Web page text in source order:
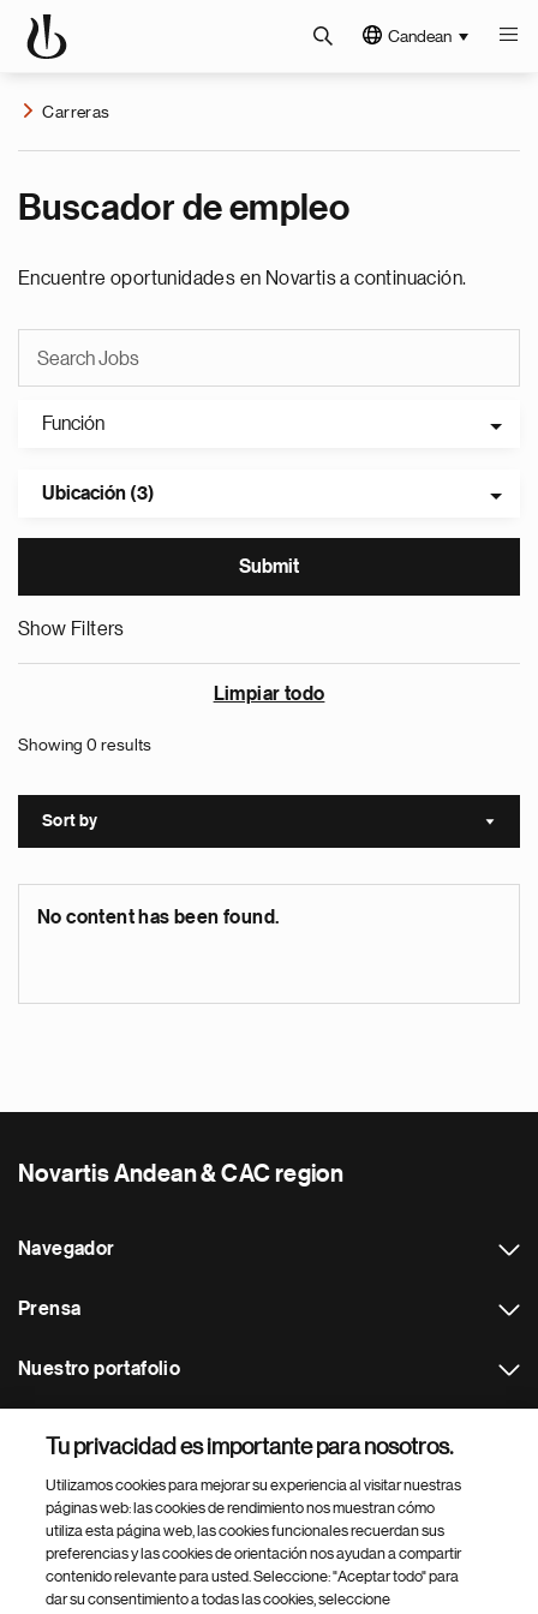
Candean
Carreras
Buscador de empleo
Encuentre oportunidades en Novartis a continuación.
Función
Ubicación (3)
Show Filters
Limpiar todo
Showing 0 results
Sort by Sort
No content has been found.
Novartis Andean & CAC region
Navegador
Prensa
Nuestro portafolio
Footer Site Search
Tu privacidad es importante para nosotros.
Utilizamos cookies para mejorar su experiencia al visitar nuestras
páginas web: las cookies de rendimiento nos muestran cómo
utiliza esta página web, las cookies funcionales recuerdan sus
preferencias y las cookies de orientación nos ayudan a compartir
contenido relevante para usted. Seleccione: "Aceptar todo" para
dar su consentimiento a todas las cookies, seleccione